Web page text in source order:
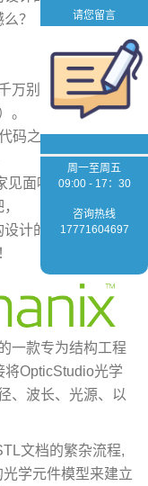
？
万别放弃
。
码之后，一款新的
见面啦。
设计的问题
一款专为结构工程
OpticStudio光学
、波长、光源、以
文档的繁杂流程,
学元件模型来建立
请您留言
周一至周五
09:00 - 17：30
咨询热线
17771604697